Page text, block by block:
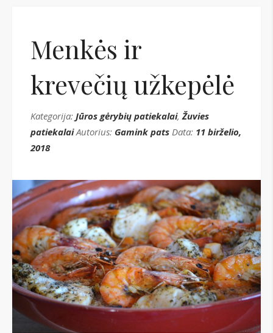
Menkės ir
krevečių užkepėlė
Kategorija: Jūros gėrybių patiekalai,Žuvies
patiekalaiAutorius: Gamink pats Data: 11 birželio,
2018